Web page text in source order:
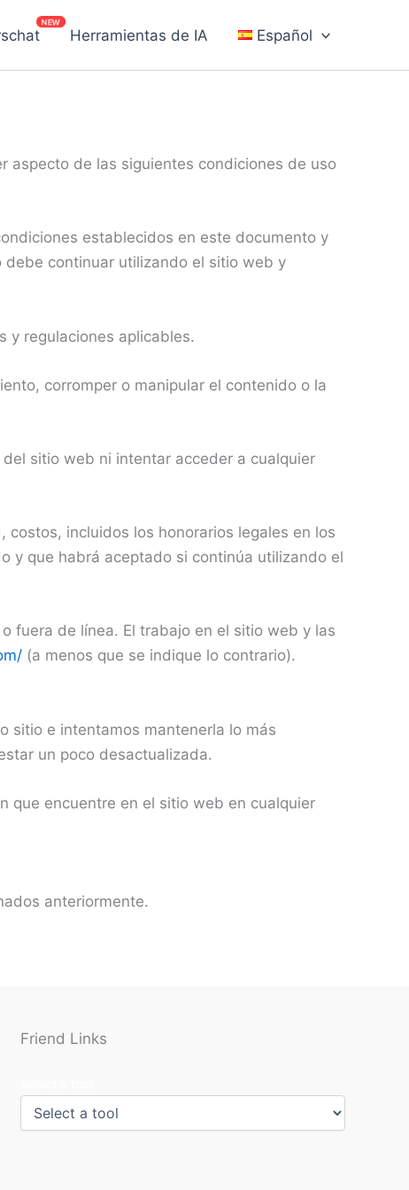
Herramientas de IA Español
aspecto de las siguientes condiciones de uso
establecidos en este documento y
continuar utilizando el sitio web y
y regulaciones aplicables.
corromper o manipular el contenido o la
sitio web ni intentar acceder a cualquier
incluidos los honorarios legales en los
y que habrá aceptado si continúa utilizando el
fuera de línea. El trabajo en el sitio web y las
(a menos que se indique lo contrario).
sitio e intentamos mantenerla lo más
un poco desactualizada.
que encuentre en el sitio web en cualquier
anteriormente.
Friend Links